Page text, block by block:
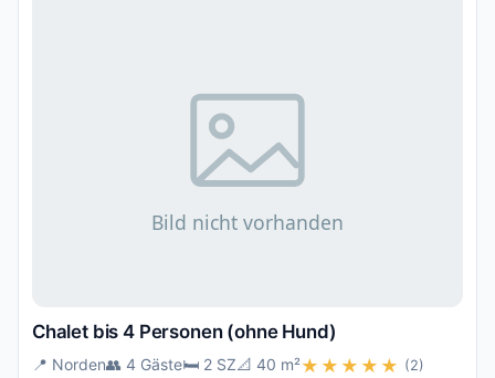
Chalet bis 4 Personen (ohne Hund)
📍 Norden👥 4 Gäste🛏️ 2 SZ📐 40 m²★★★★★ (2)